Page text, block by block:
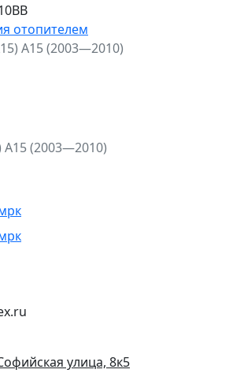
отопителем
A15 (2003—2010)
A15 (2003—2010)
улица, 8к5